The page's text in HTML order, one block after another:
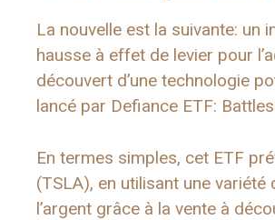
La nouvelle est la suivante:
hausse à effet de levier pour
découvert d’une technologie
lancé par Defiance ETF:
En termes simples, cet ETF
(TSLA), en utilisant une
l’argent grâce à la vente à